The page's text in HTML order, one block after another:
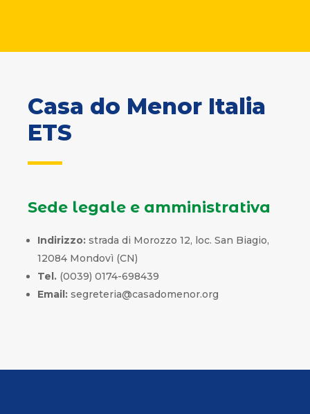
Casa do Menor Italia
ETS
Sede legale e amministrativa
Indirizzo: strada di Morozzo 12, loc. San Biagio,
12084 Mondovì (CN)
Tel. (0039) 0174-698439
Email: segreteria@casadomenor.org